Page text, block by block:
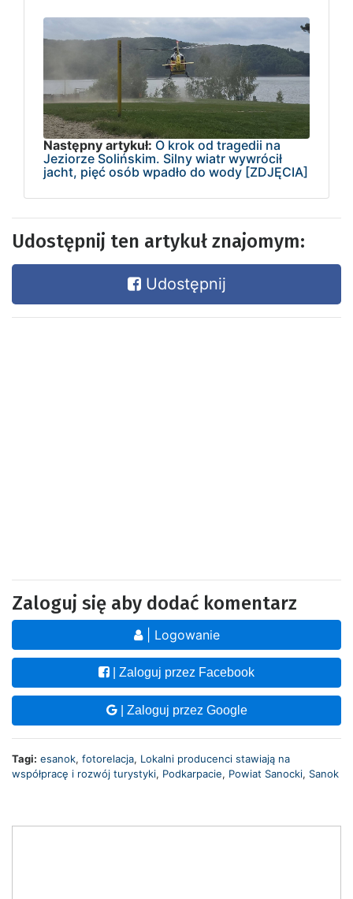
Następny artykuł: O krok od tragedii na
Jeziorze Solińskim. Silny wiatr wywrócił
jacht, pięć osób wpadło do wody [ZDJĘCIA]
Udostępnij ten artykuł znajomym:
Udostępnij
Zaloguj się aby dodać komentarz
| Logowanie
| Zaloguj przez Facebook
| Zaloguj przez Google
Tagi: esanok, fotorelacja, Lokalni producenci stawiają na
współpracę i rozwój turystyki, Podkarpacie, Powiat Sanocki, Sanok